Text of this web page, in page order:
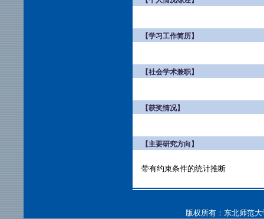
【学习工作简历】
【社会学术兼职】
【获奖情况】
【主要研究方向】
带有约束条件的统计推断
版权所有：东北师范